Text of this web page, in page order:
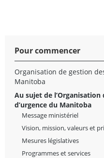
Pour commencer
Organisation de gestion
Manitoba
Au sujet de
d’urgence du Manitoba
Message ministériel
Vision, mission, valeurs et
Mesures législatives
Programmes et services